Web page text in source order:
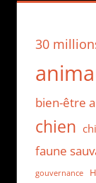
30
bien-être
chien
faune
gouvernance